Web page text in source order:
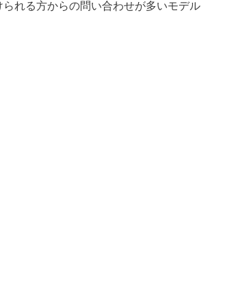
れる方からの問い合わせが多いモデル